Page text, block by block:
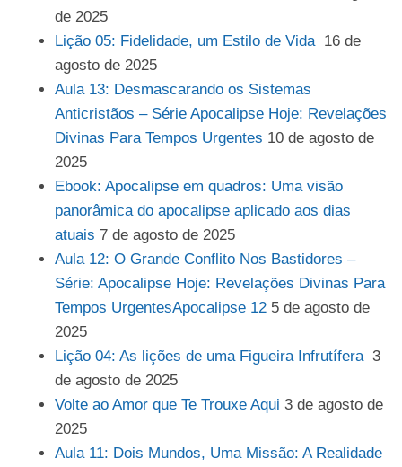
de 2025
Lição 05: Fidelidade, um Estilo de Vida 16 de
agosto de 2025
Aula 13: Desmascarando os Sistemas
Anticristãos – Série Apocalipse Hoje: Revelações
Divinas Para Tempos Urgentes 10 de agosto de
2025
Ebook: Apocalipse em quadros: Uma visão
panorâmica do apocalipse aplicado aos dias
atuais 7 de agosto de 2025
Aula 12: O Grande Conflito Nos Bastidores –
Série: Apocalipse Hoje: Revelações Divinas Para
Tempos UrgentesApocalipse 12 5 de agosto de
2025
Lição 04: As lições de uma Figueira Infrutífera 3
de agosto de 2025
Volte ao Amor que Te Trouxe Aqui 3 de agosto de
2025
Aula 11: Dois Mundos, Uma Missão: A Realidade